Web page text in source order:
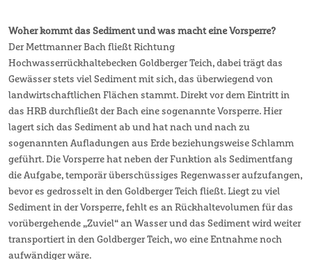
Woher kommt das Sediment und was macht eine Vorsperre?
Der Mettmanner Bach fließt Richtung
Hochwasserrückhaltebecken Goldberger Teich, dabei trägt das
Gewässer stets viel Sediment mit sich, das überwiegend von
landwirtschaftlichen Flächen stammt. Direkt vor dem Eintritt in
das HRB durchfließt der Bach eine sogenannte Vorsperre. Hier
lagert sich das Sediment ab und hat nach und nach zu
sogenannten Aufladungen aus Erde beziehungsweise Schlamm
geführt. Die Vorsperre hat neben der Funktion als Sedimentfang
die Aufgabe, temporär überschüssiges Regenwasser aufzufangen,
bevor es gedrosselt in den Goldberger Teich fließt. Liegt zu viel
Sediment in der Vorsperre, fehlt es an Rückhaltevolumen für das
vorübergehende „Zuviel“ an Wasser und das Sediment wird weiter
transportiert in den Goldberger Teich, wo eine Entnahme noch
aufwändiger wäre.